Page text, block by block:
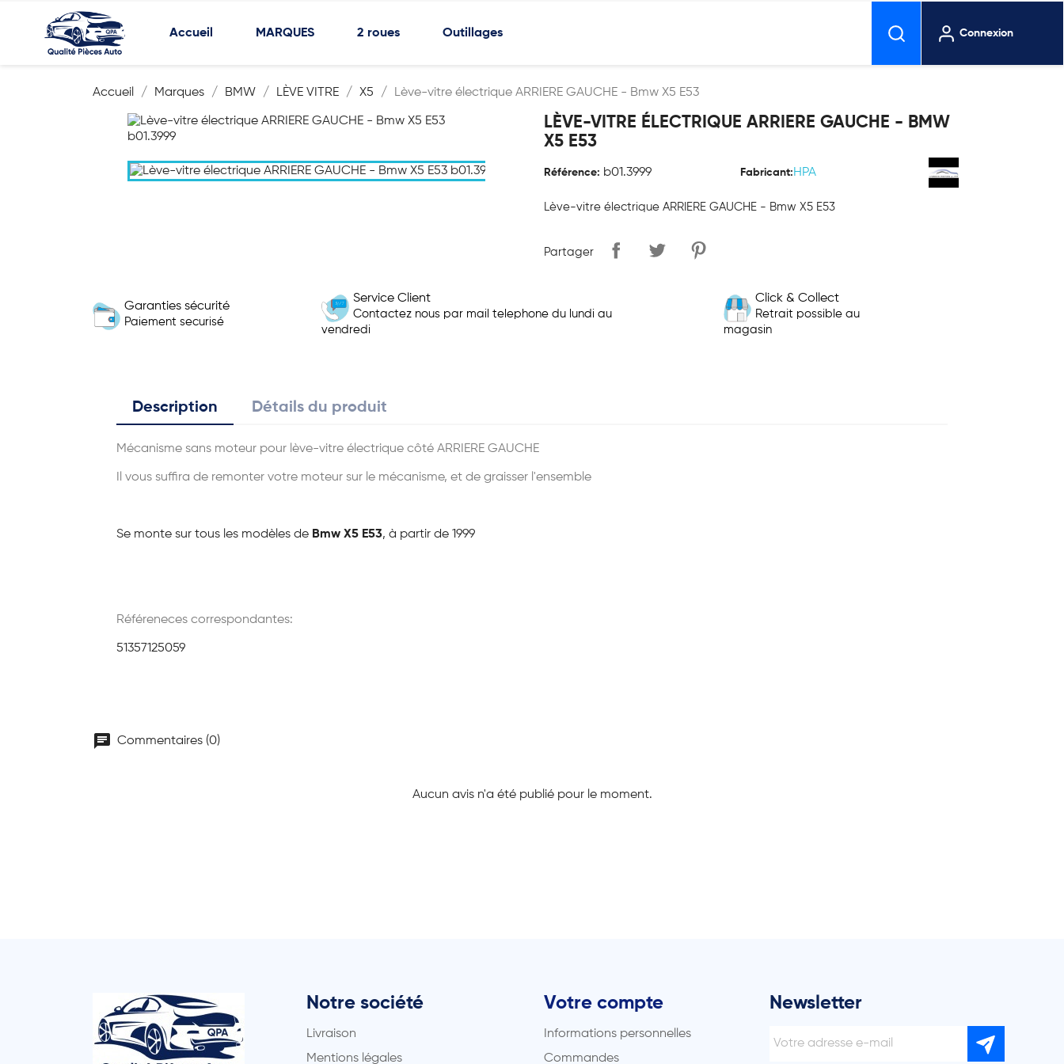
Accueil MARQUES 2 roues Outillages Connexion
Accueil Marques BMW LÈVE VITRE X5 Lève-vitre électrique ARRIERE GAUCHE - Bmw X5 E53
LÈVE-VITRE ÉLECTRIQUE ARRIERE GAUCHE - BMW
X5 E53
Référence: b01.3999 Fabricant: HPA
Lève-vitre électrique ARRIERE GAUCHE - Bmw X5 E53
Partager
Garanties sécurité
Paiement securisé
Service Client
Contactez nous par mail telephone du lundi au
vendredi
Click & Collect
Retrait possible au
magasin
Description Détails du produit
Mécanisme sans moteur pour lève-vitre électrique côté ARRIERE GAUCHE
Il vous suffira de remonter votre moteur sur le mécanisme, et de graisser l'ensemble
Se monte sur tous les modèles de Bmw X5 E53, à partir de 1999
Référeneces correspondantes:
51357125059
chat Commentaires (0)
Aucun avis n'a été publié pour le moment.
Notre société
Livraison
Mentions légales
Votre compte
Informations personnelles
Commandes
Newsletter